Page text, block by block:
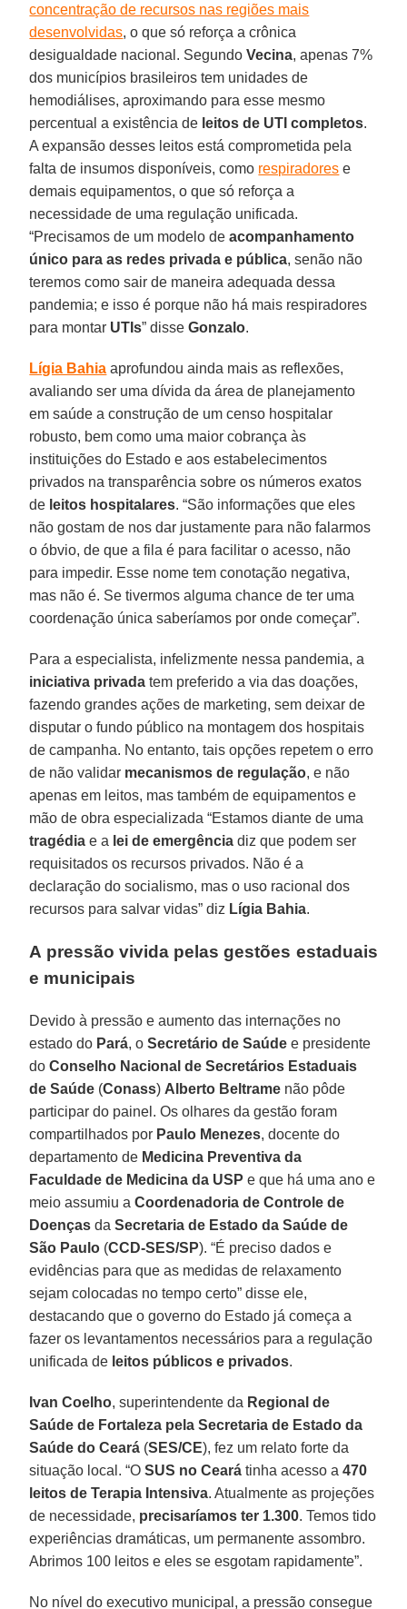
concentração de recursos nas regiões mais
desenvolvidas, o que só reforça a crônica
desigualdade nacional. SegundoVecina, apenas 7%
dos municípios brasileiros tem unidades de
hemodiálises, aproximando para esse mesmo
percentual a existência de leitos de UTI completos.
A expansão desses leitos está comprometida pela
falta de insumos disponíveis, como respiradores e
demais equipamentos, o que só reforça a
necessidade de uma regulação unificada.
“Precisamos de um modelo deacompanhamento
único para as redes privada e pública, senão não
teremos como sair de maneira adequada dessa
pandemia; e isso é porque não há mais respiradores
para montar UTIs” disseGonzalo.
Lígia Bahia aprofundou ainda mais as reflexões,
avaliando ser uma dívida da área de planejamento
em saúde a construção de um censo hospitalar
robusto, bem como uma maior cobrança às
instituições do Estado e aos estabelecimentos
privados na transparência sobre os números exatos
de leitos hospitalares. “São informações que eles
não gostam de nos dar justamente para não falarmos
o óbvio, de que a fila é para facilitar o acesso, não
para impedir. Esse nome tem conotação negativa,
mas não é. Se tivermos alguma chance de ter uma
coordenação única saberíamos por onde começar”.
Para a especialista, infelizmente nessa pandemia, a
iniciativa privada tem preferido a via das doações,
fazendo grandes ações de marketing, sem deixar de
disputar o fundo público na montagem dos hospitais
de campanha. No entanto, tais opções repetem o erro
de não validar mecanismos de regulação, e não
apenas em leitos, mas também de equipamentos e
mão de obra especializada “Estamos diante de uma
tragédia e a lei de emergência diz que podem ser
requisitados os recursos privados. Não é a
declaração do socialismo, mas o uso racional dos
recursos para salvar vidas” diz Lígia Bahia.
A pressão vivida pelas gestões estaduais
e municipais
Devido à pressão e aumento das internações no
estado do Pará, oSecretário de Saúde e presidente
doConselho Nacional de Secretários Estaduais
de Saúde (Conass) Alberto Beltrame não pôde
participar do painel. Os olhares da gestão foram
compartilhados por Paulo Menezes, docente do
departamento de Medicina Preventiva da
Faculdade de Medicina da USP e que há uma ano e
meio assumiu aCoordenadoria de Controle de
Doenças daSecretaria de Estado da Saúde de
São Paulo (CCD-SES/SP). “É preciso dados e
evidências para que as medidas de relaxamento
sejam colocadas no tempo certo” disse ele,
destacando que o governo do Estado já começa a
fazer os levantamentos necessários para a regulação
unificada de leitos públicos e privados.
Ivan Coelho, superintendente da Regional de
Saúde de Fortaleza pela Secretaria de Estado da
Saúde do Ceará (SES/CE), fez um relato forte da
situação local. “OSUS no Ceará tinha acesso a470
leitos de Terapia Intensiva. Atualmente as projeções
de necessidade, precisaríamos ter 1.300. Temos tido
experiências dramáticas, um permanente assombro.
Abrimos 100 leitos e eles se esgotam rapidamente”.
No nível do executivo municipal, a pressão consegue